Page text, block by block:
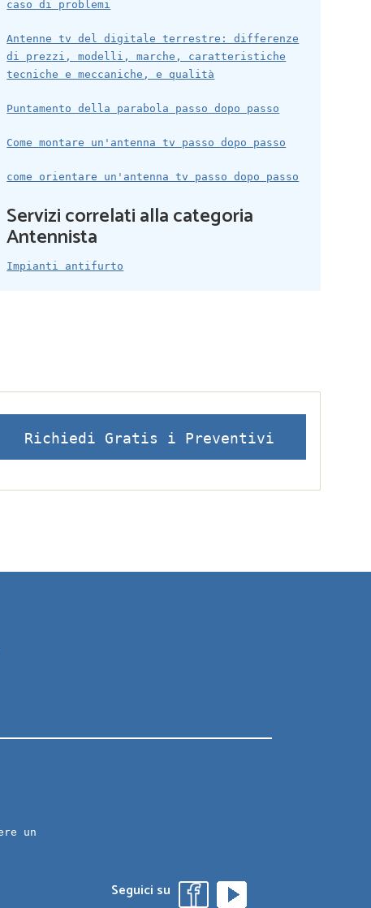
caso di problemi
Antenne tv del digitale terrestre: differenze
di prezzi, modelli, marche, caratteristiche
tecniche e meccaniche, e qualità
Puntamento della parabola passo dopo passo
Come montare un'antenna tv passo dopo passo
come orientare un'antenna tv passo dopo passo
Servizi correlati alla categoria
Antennista
Impianti antifurto
Richiedi Gratis i Preventivi
un
Seguici su